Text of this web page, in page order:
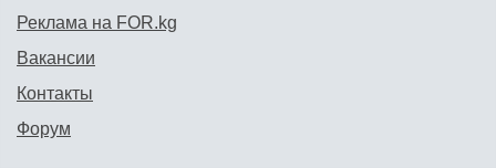
Реклама на FOR.kg
Вакансии
Контакты
Форум